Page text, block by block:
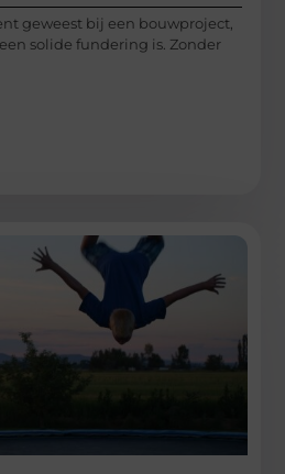
geweest bij een bouwproject,
solide fundering is. Zonder